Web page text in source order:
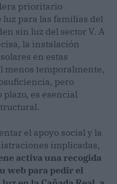
prioritario
luz para las familias del
sin luz del sector V. A
la instalación
en estas
temporalmente,
pero
plazo, es esencial
el apoyo social y la
implicadas,
activa una recogida
web para pedir el